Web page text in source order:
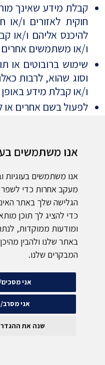
אנו משתמשים
אנו משתמשים בעוגיות
מעקב אחרות כדי לשפר
הגלישה שלך באתר
כדי להציג לך תוכן
ומודעות ממוקדות,
באתר שלנו ולהבין
המבקרים שלנו.
אני
אני
שנה את
קבלת מידע שאינך
חוקית לאזורים ו/
להיכנס אליהם ו/או
ו/או משתמשים אחרים
שימוש ברובוטים או
וסוג שהוא, לרבות
ו/או קבלת מידע
לפעול בשם אחרים
לשדל, לסייע או
פעולה שאיננה
המנויות לעיל .
הימנעות
הקפדתכם על
לפגיעה בפרטיותכם:
ככל שלצורך
משתמש וסיסמה נא
האישי בלבד לצורך
להעבירם לצד שלישי .
הימנעו מכניסה
אינטרנט ציבוריות
וודאו שהמחשב או
באתר מכיל תוכנת